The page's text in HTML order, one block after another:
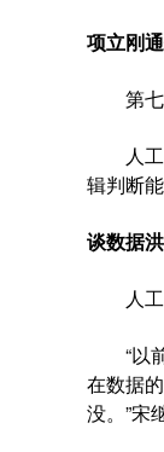
项立刚
第七
人工
辑判断
谈数据
人工
“以前
在数据
没。”宋